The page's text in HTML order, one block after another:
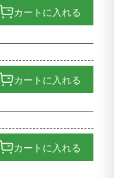
カートに入れる
カートに入れる
カートに入れる